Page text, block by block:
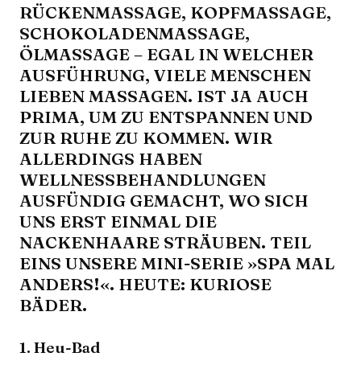
RÜCKENMASSAGE, KOPFMASSAGE,
SCHOKOLADENMASSAGE,
ÖLMASSAGE – EGAL IN WELCHER
AUSFÜHRUNG, VIELE MENSCHEN
LIEBEN MASSAGEN. IST JA AUCH
PRIMA, UM ZU ENTSPANNEN UND
ZUR RUHE ZU KOMMEN. WIR
ALLERDINGS HABEN
WELLNESSBEHANDLUNGEN
AUSFÜNDIG GEMACHT, WO SICH
UNS ERST EINMAL DIE
NACKENHAARE STRÄUBEN. TEIL
EINS UNSERE MINI-SERIE »SPA MAL
ANDERS!«. HEUTE: KURIOSE
BÄDER.
1. Heu-Bad